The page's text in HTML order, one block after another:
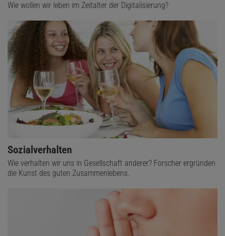
Wie wollen wir leben im Zeitalter der Digitalisierung?
Sozialverhalten
Wie verhalten wir uns in Gesellschaft anderer? Forscher ergründen
die Kunst des guten Zusammenlebens.